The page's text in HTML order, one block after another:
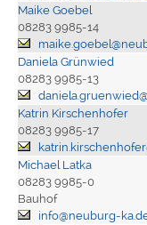
Maike Goebel
08283 9985-14
Daniela Grünwied
08283 9985-13
Katrin Kirschenhofer
08283 9985-17
Michael Latka
08283 9985-0
Bauhof
info@neuburg-